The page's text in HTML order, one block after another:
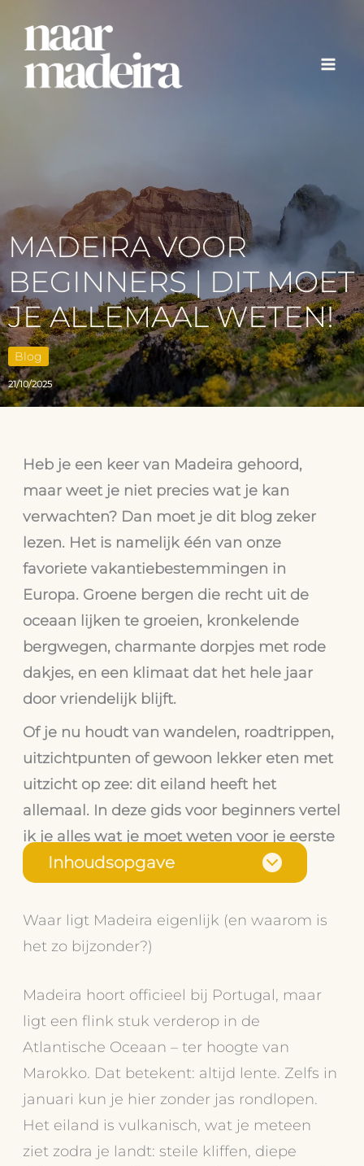
inhoud
MADEIRA VOOR
BEGINNERS | DIT MOET
JE ALLEMAAL WETEN!
Blog
21/10/2025
Heb je een keer van Madeira gehoord,
maar weet je niet precies wat je kan
verwachten? Dan moet je dit blog zeker
lezen. Het is namelijk één van onze
favoriete vakantiebestemmingen in
Europa. Groene bergen die recht uit de
oceaan lijken te groeien, kronkelende
bergwegen, charmante dorpjes met rode
dakjes, en een klimaat dat het hele jaar
door vriendelijk blijft.
Of je nu houdt van wandelen, roadtrippen,
uitzichtpunten of gewoon lekker eten met
uitzicht op zee: dit eiland heeft het
allemaal. In deze gids voor beginners vertel
ik je alles wat je moet weten voor je eerste
bezoek.
Inhoudsopgave
Waar ligt Madeira eigenlijk (en waarom is
het zo bijzonder?)
Madeira hoort officieel bij Portugal, maar
ligt een flink stuk verderop in de
Atlantische Oceaan – ter hoogte van
Marokko. Dat betekent: altijd lente. Zelfs in
januari kun je hier zonder jas rondlopen.
Het eiland is vulkanisch, wat je meteen
ziet zodra je landt: steile kliffen, diepe